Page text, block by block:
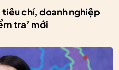
chí, doanh nghiệp
tra’ mới